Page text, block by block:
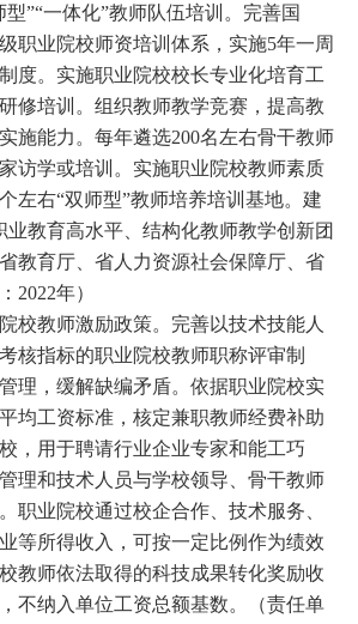
型”“一体化”教师队伍培训。完善国
职业院校师资培训体系，实施5年一周
度。实施职业院校校长专业化培育工
修培训。组织教师教学竞赛，提高教
施能力。每年遴选200名左右骨干教师
访学或培训。实施职业院校教师素质
左右“双师型”教师培养培训基地。建
业教育高水平、结构化教师教学创新团
教育厅、省人力资源社会保障厅、省
2022年）
校教师激励政策。完善以技术技能人
核指标的职业院校教师职称评审制
理，缓解缺编矛盾。依据职业院校实
均工资标准，核定兼职教师经费补助
，用于聘请行业企业专家和能工巧
理和技术人员与学校领导、骨干教师
职业院校通过校企合作、技术服务、
等所得收入，可按一定比例作为绩效
教师依法取得的科技成果转化奖励收
不纳入单位工资总额基数。（责任单